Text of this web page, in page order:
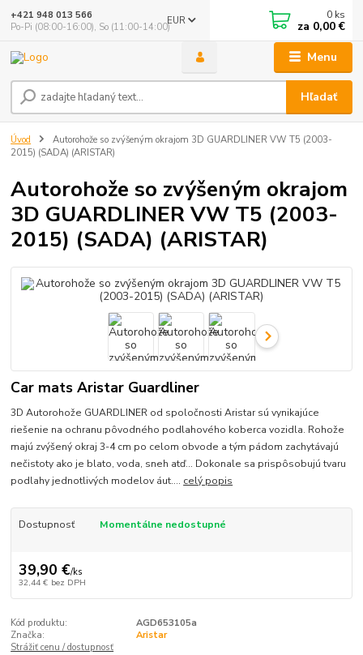
Menu
EUR
Hľadať
+421 948 013 566
Po-Pi (08:00-16:00), So (11:00-14:00)
0 ks
za 0,00 €
Úvod
Autorohože so zvýšeným okrajom 3D GUARDLINER VW T5 (2003-
2015) (SADA) (ARISTAR)
Autorohože so zvýšeným okrajom
3D GUARDLINER VW T5 (2003-
2015) (SADA) (ARISTAR)
Car mats Aristar Guardliner
3D Autorohože GUARDLINER od spoločnosti Aristar sú vynikajúce
riešenie na ochranu pôvodného podlahového koberca vozidla. Rohože
majú zvýšený okraj 3-4 cm po celom obvode a tým pádom zachytávajú
nečistoty ako je blato, voda, sneh atď... Dokonale sa prispôsobujú tvaru
podlahy jednotlivých modelov áut.... celý popis
Dostupnosť Momentálne nedostupné
39,90 €/ks
32,44 € bez DPH
Kód produktu:
AGD653105a
Značka:
Aristar
Strážiť cenu / dostupnosť